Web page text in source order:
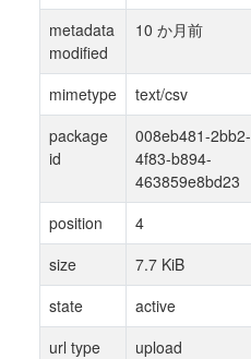
metadata
modified
10 か月前
mimetype
text/csv
package
id
008eb481-2bb2-
4f83-b894-
463859e8bd23
position
4
size
7.7 KiB
state
active
url type
upload